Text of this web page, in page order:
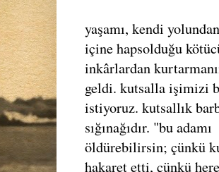
yaşamı, kendi
içine hapsolduğu
inkârlardan
geldi. kutsalla işimizi
istiyoruz. kutsallık
sığınağıdır. "bu adamı
öldürebilirsin; çünkü
hakaret etti, çünkü